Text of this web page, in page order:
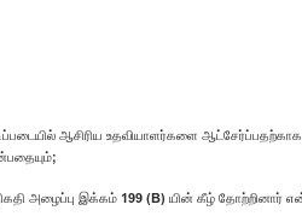
ஆசிரிய உதவியாளர்களை
அழைப்பு இக்கம் 199 (B) யின் கீழ் தோற்றினார்